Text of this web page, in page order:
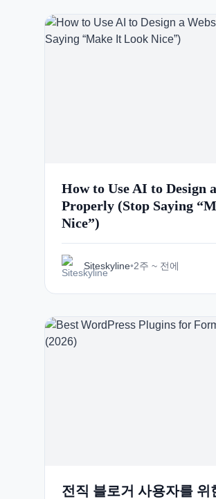
How to Use AI to Design
Properly (Stop Saying
Nice”)
Siteskyline•2주 ~ 전에
전직 블로거 사용자를 위